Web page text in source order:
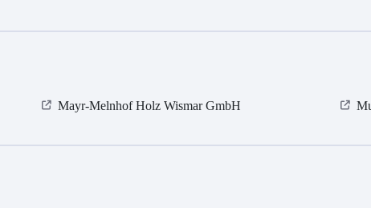
Mayr-Melnhof Holz Wismar GmbH